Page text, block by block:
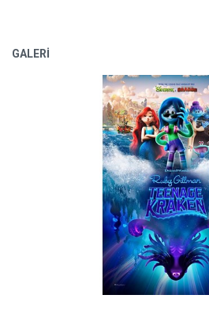
GALERİ